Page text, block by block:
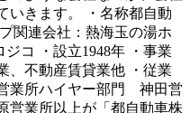
いきます。 ・名称都自動
関連会社：熱海玉の湯ホ
コ ・設立1948年 ・事業
、不動産賃貸業他 ・従業
業所ハイヤー部門 神田営
営業所以上が「都自動車株